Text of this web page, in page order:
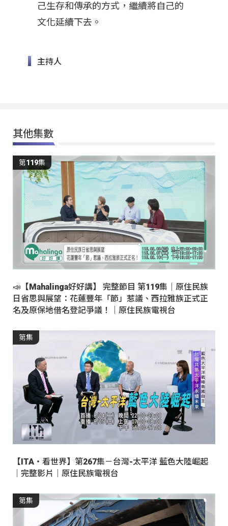
己生存和傳承的方式，繼續將自己的
文化延續下去。
主持人
其他集數
第119集
📣【Mahalinga好好講】 完整節目 第119集｜原住民族
日省思與展望：花蓮豐年「節」惹議、西拉雅族正式正
名及原保地借名登記爭議！｜原住民族電視台
第集
【ITA・看世界】第267集－台灣-太平洋 藍色大陸崛起
｜完整影片｜原住民族電視台
第集